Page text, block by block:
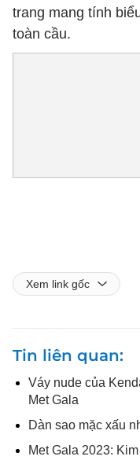
trang mang tính
toàn cầu.
Xem link gốc
Tin liên quan
Váy nude của
Met Gala
Dàn sao mặc xấu
Met Gala 2023: